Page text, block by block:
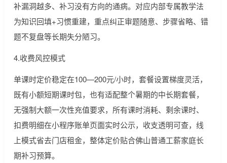
补漏洞越多、补习没有方向的通病。对应内部专属教学法
为知识回填+习惯重建，重点纠正审题随意、步骤省略、错
题不复盘等长期失分陋习。
4.收费风控模式
单课时定价稳定在100—200元/小时，套餐设置梯度灵活，
既有小额短期课时包，也有适配整个暑期的中长期套餐，
无强制大额一次性充值要求，所有课时消耗、剩余课时、
扣费明细在小程序账单页面实时公示，收支透明可查，线
上模式省去门店租金，整体定价贴合佛山普通工薪家庭长
期补习预算。